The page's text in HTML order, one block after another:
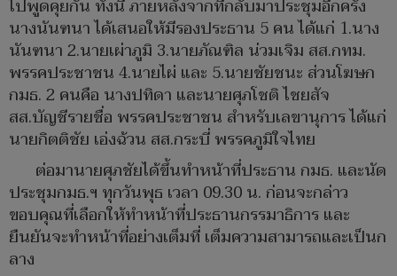
ไปพูดคุยกัน ทั้งนี้ ภายหลังจากที่กลับมาประชุมอีกครั้ง
นางนันฑนา ได้เสนอให้มีรองประธาน 5 คน ได้แก่ 1.นาง
นันฑนา 2.นายเผ่าภูมิ 3.นายภัณฑิล น่วมเจิม สส.กทม.
พรรคประชาชน 4.นายไผ่ และ 5.นายชัยชนะ ส่วนโฆษก
กมธ. 2 คนคือ นางปทิดา และนายศุภโชติ ไชยสัจ
สส.บัญชีรายชื่อ พรรคประชาชน สำหรับเลขานุการ ได้แก่
นายกิตติชัย เอ่งฉ้วน สส.กระบี่ พรรคภูมิใจไทย
ต่อมานายศุภชัยได้ขึ้นทำหน้าที่ประธาน กมธ. และนัด
ประชุมกมธ.ฯ ทุกวันพุธ เวลา 09.30 น. ก่อนจะกล่าว
ขอบคุณที่เลือกให้ทำหน้าที่ประธานกรรมาธิการ และ
ยืนยันจะทำหน้าที่อย่างเต็มที่ เต็มความสามารถและเป็นก
ลาง